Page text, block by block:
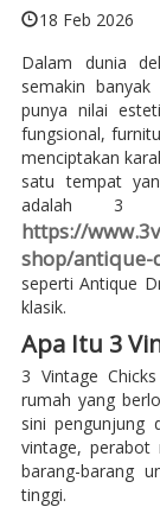
18 Feb 2026
Dalam dunia
semakin
punya nilai
fungsional,
menciptakan
satu tempat
adalah 3
https://
shop/antique-
seperti Antique
klasik.
Apa Itu 3
3 Vintage
rumah yang
sini pengunjung
vintage, perabot
barang-barang
tinggi.